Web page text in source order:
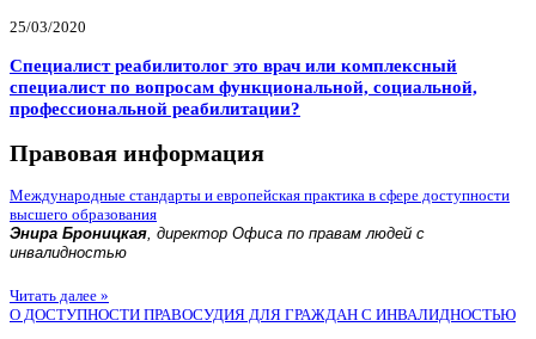
25/03/2020
Специалист реабилитолог это врач или комплексный
специалист по вопросам функциональной, социальной,
профессиональной реабилитации?
Правовая информация
Международные стандарты и европейская практика в сфере доступности
высшего образования
Энира Броницкая, директор Офиса по правам людей с
инвалидностью
Читать далее »
О ДОСТУПНОСТИ ПРАВОСУДИЯ ДЛЯ ГРАЖДАН С ИНВАЛИДНОСТЬЮ